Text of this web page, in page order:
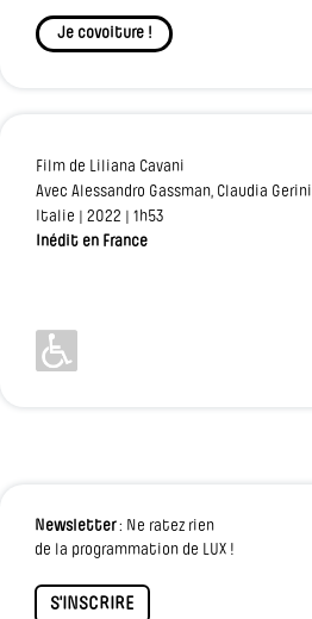
Je covoiture !
Film de Liliana Cavani
Avec Alessandro Gassman, Claudia Gerini
Italie | 2022 | 1h53
Inédit en France
Newsletter: Ne ratez rien
de la programmation de LUX !
S'INSCRIRE